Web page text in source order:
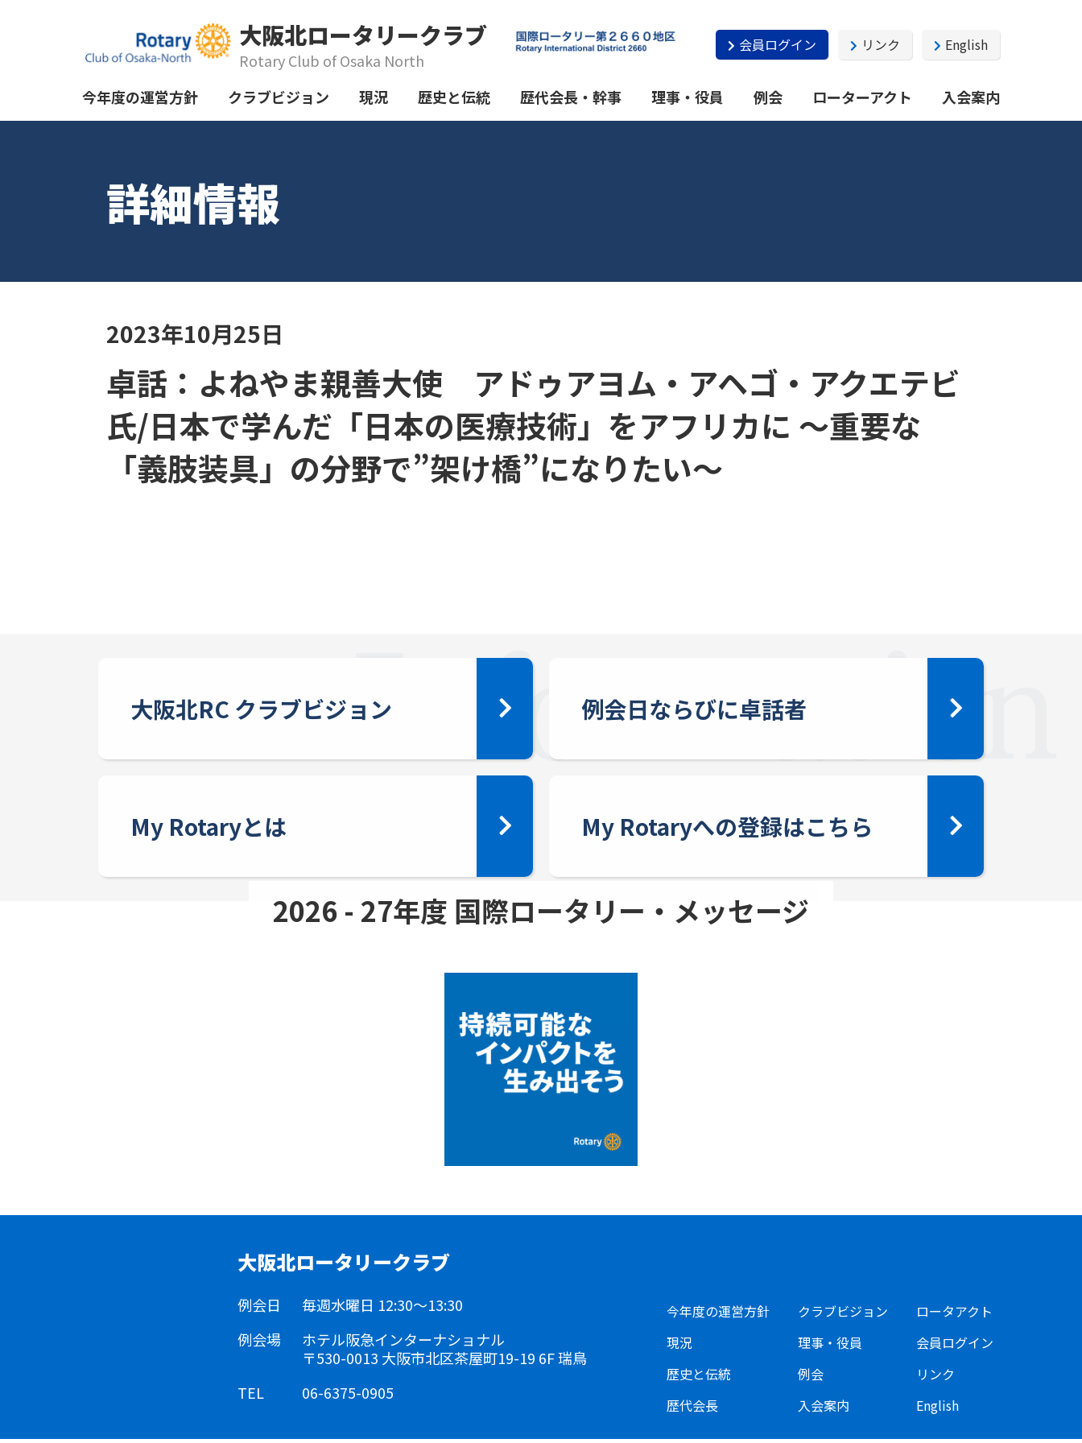
大阪北ロータリークラブ
Rotary Club of Osaka North
会員ログイン リンク English
今年度の運営方針 クラブビジョン 現況 歴史と伝統 歴代会長・幹事 理事・役員 例会 ローターアクト 入会案内
詳細情報
2023年10月25日
卓話：よねやま親善大使 アドゥアヨム・アヘゴ・アクエテビ
氏/日本で学んだ「日本の医療技術」をアフリカに ～重要な
「義肢装具」の分野で”架け橋”になりたい～
大阪北RC クラブビジョン 例会日ならびに卓話者
My Rotaryとは My Rotaryへの登録はこちら
2026 - 27年度 国際ロータリー・メッセージ
大阪北ロータリークラブ
例会日
毎週水曜日 12:30～13:30
例会場
ホテル阪急インターナショナル
〒530-0013 大阪市北区茶屋町19-19 6F 瑞鳥
TEL
06-6375-0905
今年度の運営方針
現況
歴史と伝統
歴代会長
クラブビジョン
理事・役員
例会
入会案内
ロータアクト
会員ログイン
リンク
English